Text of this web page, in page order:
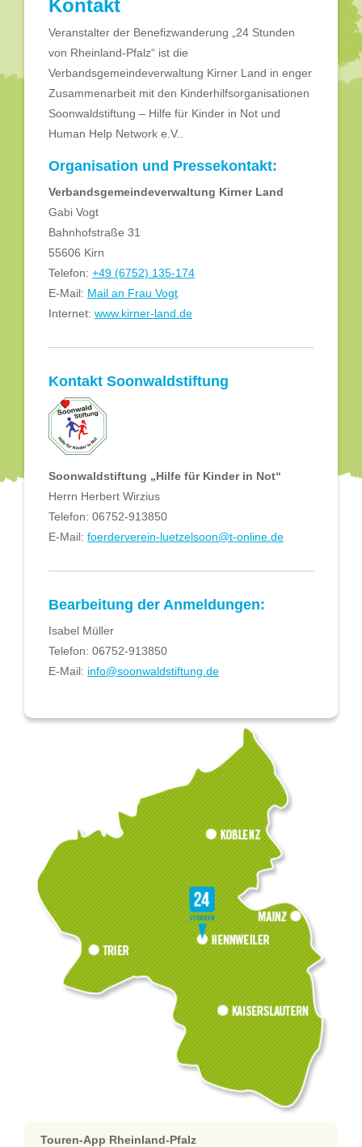
Kontakt
Veranstalter der Benefizwanderung „24 Stunden
von Rheinland-Pfalz“ ist die
Verbandsgemeindeverwaltung Kirner Land in enger
Zusammenarbeit mit den Kinderhilfsorganisationen
Soonwaldstiftung – Hilfe für Kinder in Not und
Human Help Network e.V..
Organisation und Pressekontakt:
Verbandsgemeindeverwaltung Kirner Land
Gabi Vogt
Bahnhofstraße 31
55606 Kirn
Telefon: +49 (6752) 135-174
E-Mail: Mail an Frau Vogt
Internet: www.kirner-land.de
Kontakt Soonwaldstiftung
Soonwaldstiftung „Hilfe für Kinder in Not“
Herrn Herbert Wirzius
Telefon: 06752-913850
E-Mail: foerderverein-luetzelsoon@t-online.de
Bearbeitung der Anmeldungen:
Isabel Müller
Telefon: 06752-913850
E-Mail: info@soonwaldstiftung.de
Touren-App Rheinland-Pfalz